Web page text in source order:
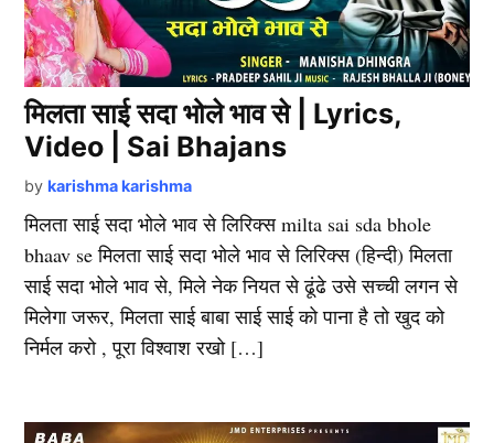
मिलता साई सदा भोले भाव से | Lyrics,
Video | Sai Bhajans
by karishma karishma
मिलता साई सदा भोले भाव से लिरिक्स milta sai sda bhole
bhaav se मिलता साई सदा भोले भाव से लिरिक्स (हिन्दी) मिलता
साई सदा भोले भाव से, मिले नेक नियत से ढूंढे उसे सच्ची लगन से
मिलेगा जरूर, मिलता साई बाबा साई साई को पाना है तो खुद को
निर्मल करो , पूरा विश्वाश रखो […]